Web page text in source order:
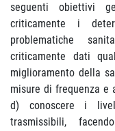
seguenti obiettivi
criticamente i
problematiche
criticamente dati
miglioramento della
misure di frequenza e
d) conoscere i
trasmissibili,